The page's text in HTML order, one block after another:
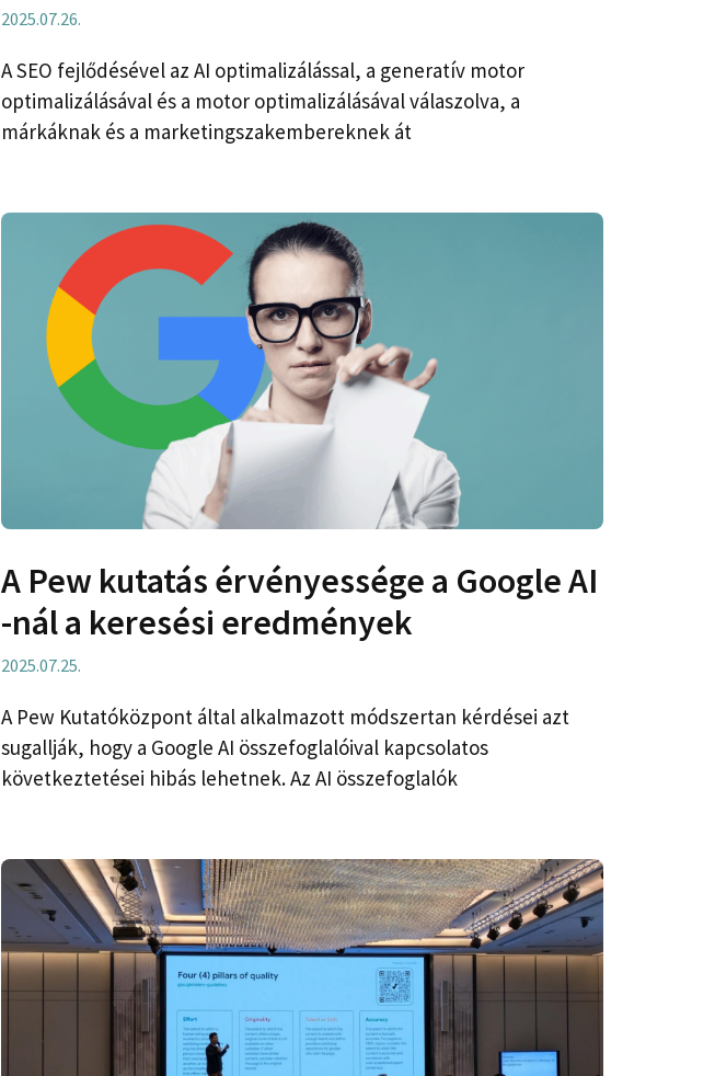
2025.07.26.
A SEO fejlődésével az AI optimalizálással, a generatív motor
optimalizálásával és a motor optimalizálásával válaszolva, a
márkáknak és a marketingszakembereknek át
A Pew kutatás érvényessége a Google AI
-nál a keresési eredmények
2025.07.25.
A Pew Kutatóközpont által alkalmazott módszertan kérdései azt
sugallják, hogy a Google AI összefoglalóival kapcsolatos
következtetései hibás lehetnek. Az AI összefoglalók